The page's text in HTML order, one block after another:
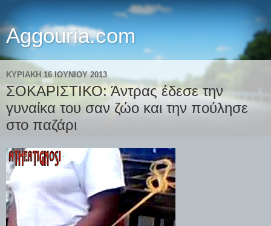
Aggouria.com
ΚΥΡΙΑΚΉ 16 ΙΟΥΝΊΟΥ 2013
ΣΟΚΑΡΙΣΤΙΚΟ: Άντρας έδεσε την
γυναίκα του σαν ζώο και την πούλησε
στο παζάρι